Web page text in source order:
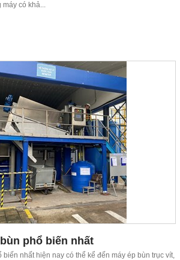
có khả...
phổ biến nhất
nhất hiện nay có thể kể đến máy ép bùn trục vít,